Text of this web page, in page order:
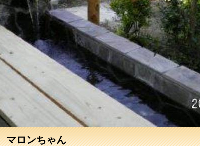
マロンちゃん